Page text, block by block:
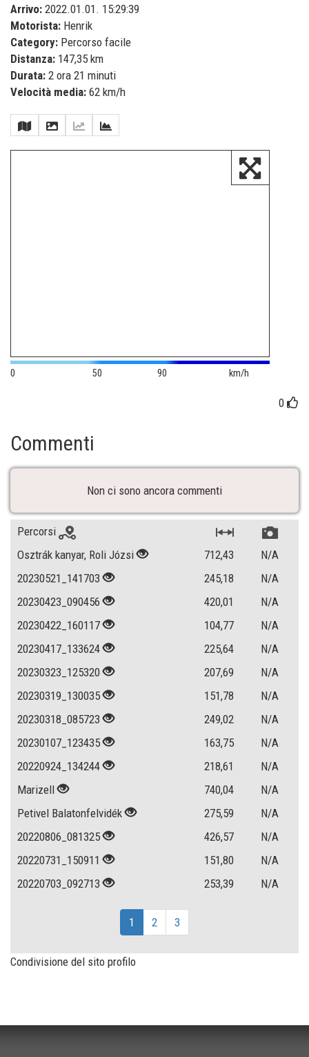
Arrivo: 2022.01.01. 15:29:39
Motorista: Henrik
Category: Percorso facile
Distanza: 147,35 km
Durata: 2 ora 21 minuti
Velocità media: 62 km/h
0 50 90 km/h
0
Commenti
Non ci sono ancora commenti
Percorsi
Osztrák kanyar, Roli Józsi
712,43
N/A
20230521_141703
245,18
N/A
20230423_090456
420,01
N/A
20230422_160117
104,77
N/A
20230417_133624
225,64
N/A
20230323_125320
207,69
N/A
20230319_130035
151,78
N/A
20230318_085723
249,02
N/A
20230107_123435
163,75
N/A
20220924_134244
218,61
N/A
Marizell
740,04
N/A
Petivel Balatonfelvidék
275,59
N/A
20220806_081325
426,57
N/A
20220731_150911
151,80
N/A
20220703_092713
253,39 N/A
1 2 3
Condivisione del sito profilo